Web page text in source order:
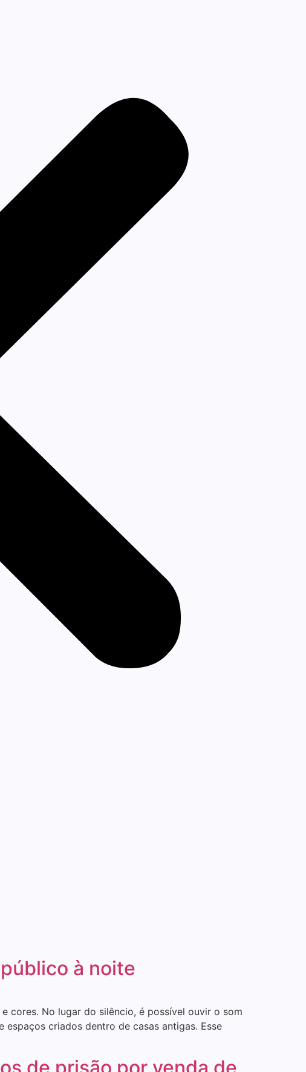
à noite
cores. No lugar do silêncio, é possível ouvir o som
criados dentro de casas antigas. Esse